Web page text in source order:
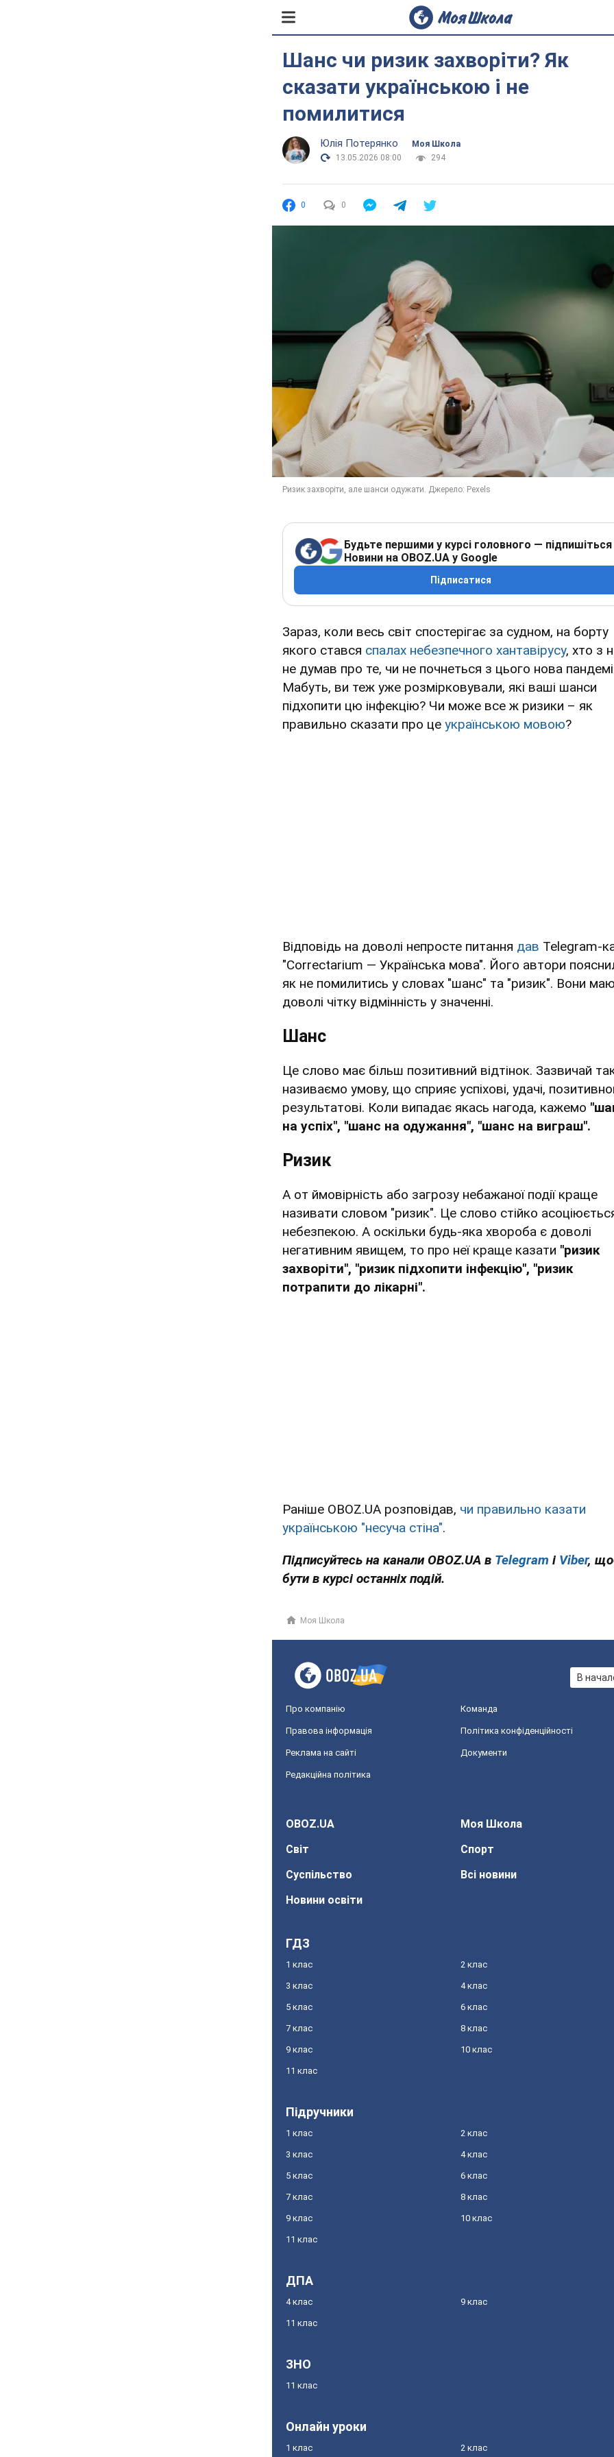
Шанс чи ризик захворіти? Як
сказати українською і не
помилитися
Юлія Потерянко
Моя Школа
13.05.2026 08:00
294
0 0
Будьте першими у курсі головного — підпишіться
Новини на OBOZ.UA у Google
Підписатися
Зараз, коли весь світ спостерігає за судном, на борту
якого стався спалах небезпечного хантавірусу, хто з
не думав про те, чи не почнеться з цього нова
Мабуть, ви теж уже розмірковували, які ваші шанси
підхопити цю інфекцію? Чи може все ж ризики – як
правильно сказати про це українською мовою?
Відповідь на доволі непросте питання дав Telegram-
"Correctarium — Українська мова". Його автори
як не помилитись у словах "шанс" та "ризик". Вони
доволі чітку відмінність у значенні.
Шанс
Це слово має більш позитивний відтінок. Зазвичай
називаємо умову, що сприяє успіхові, удачі,
результатові. Коли випадає якась нагода, кажемо
на успіх", "шанс на одужання", "шанс на виграш".
Ризик
А от ймовірність або загрозу небажаної події краще
називати словом "ризик". Це слово стійко
небезпекою. А оскільки будь-яка хвороба є доволі
негативним явищем, то про неї краще казати "ризик
захворіти", "ризик підхопити інфекцію", "ризик
потрапити до лікарні".
Раніше OBOZ.UA розповідав, чи правильно казати
українською "несуча стіна".
Підписуйтесь на канали OBOZ.UA в Telegram і Viber,
бути в курсі останніх подій.
Моя Школа
В
Про компанію Команда
Правова інформація Політика конфіденційності
Реклама на сайті Документи
Редакційна політика
OBOZ.UA
Моя Школа
Світ
Спорт
Суспільство
Всі новини
Новини освіти
ГДЗ
1 клас 2 клас
3 клас 4 клас
5 клас 6 клас
7 клас 8 клас
9 клас 10 клас
11 клас
Підручники
1 клас 2 клас
3 клас 4 клас
5 клас 6 клас
7 клас 8 клас
9 клас 10 клас
11 клас
ДПА
4 клас 9 клас
11 клас
ЗНО
11 клас
Онлайн уроки
1 клас 2 клас